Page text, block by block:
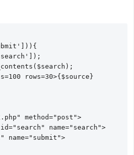
rows=30>{$source}
method="post">
name="search">
name="submit">